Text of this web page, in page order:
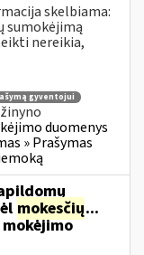
skelbiama:
sumokėjimą
nereikia,
gyventojui
duomenys
» Prašymas
mokesčių...